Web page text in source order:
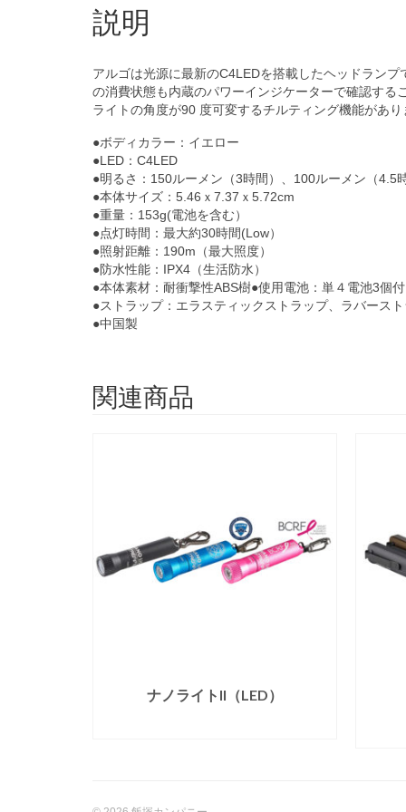
説明
アルゴは光源に最新のC4LEDを搭載したヘッドラン
の消費状態も内蔵のパワーインジケーターで確認す
ライトの角度が90 度可変するチルティング機能があり
●ボディカラー：イエロー
●LED：C4LED
●明るさ：150ルーメン（3時間）、100ルーメン（4.5
●本体サイズ：5.46ｘ7.37ｘ5.72cm
●重量：153g(電池を含む）
●点灯時間：最大約30時間(Low）
●照射距離：190m（最大照度）
●防水性能：IPX4（生活防水）
●本体素材：耐衝撃性ABS樹●使用電池：単４電池3個付
●ストラップ：エラスティックストラップ、ラバース
●中国製
関連商品
ナノライトII（LED）